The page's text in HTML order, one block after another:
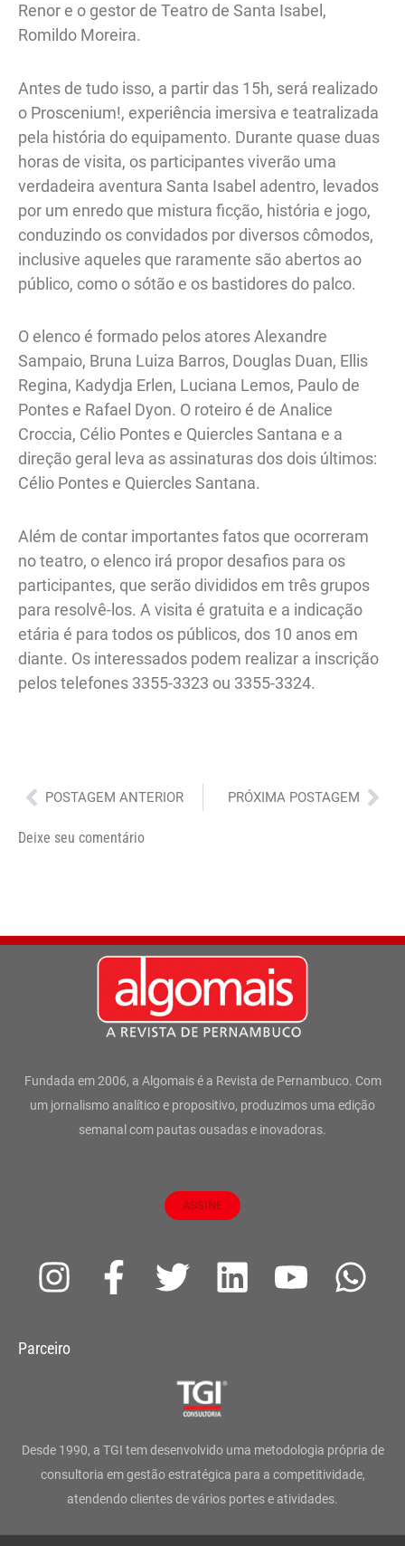
Renor e o gestor de Teatro de Santa Isabel,
Romildo Moreira.
Antes de tudo isso, a partir das 15h, será realizado
o Proscenium!, experiência imersiva e teatralizada
pela história do equipamento. Durante quase duas
horas de visita, os participantes viverão uma
verdadeira aventura Santa Isabel adentro, levados
por um enredo que mistura ficção, história e jogo,
conduzindo os convidados por diversos cômodos,
inclusive aqueles que raramente são abertos ao
público, como o sótão e os bastidores do palco.
O elenco é formado pelos atores Alexandre
Sampaio, Bruna Luiza Barros, Douglas Duan, Ellis
Regina, Kadydja Erlen, Luciana Lemos, Paulo de
Pontes e Rafael Dyon. O roteiro é de Analice
Croccia, Célio Pontes e Quiercles Santana e a
direção geral leva as assinaturas dos dois últimos:
Célio Pontes e Quiercles Santana.
Além de contar importantes fatos que ocorreram
no teatro, o elenco irá propor desafios para os
participantes, que serão divididos em três grupos
para resolvê-los. A visita é gratuita e a indicação
etária é para todos os públicos, dos 10 anos em
diante. Os interessados podem realizar a inscrição
pelos telefones 3355-3323 ou 3355-3324.
Anterior
POSTAGEM ANTERIOR PRÓXIMA POSTAGEM
Deixe seu comentário
Fundada em 2006, a Algomais é a Revista de Pernambuco. Com
um jornalismo analítico e propositivo, produzimos uma edição
semanal com pautas ousadas e inovadoras.
ASSINE
I
s
g
r
a
F
a
o
o
k
T
t
e
r
L
d
i
n
Y
b
e
W
a
p
Parceiro
Desde 1990, a TGI tem desenvolvido uma metodologia própria de
consultoria em gestão estratégica para a competitividade,
atendendo clientes de vários portes e atividades.